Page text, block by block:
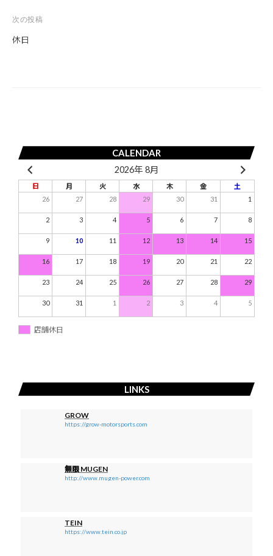
ナ
ビ
ン
次の投稿
休日
CALENDAR
2026年 8月
日 月 火 水 木 金
土
26
27 28 29 30 31 1
2 3 4 5 6 7 8
9 10 11 12 13 14 15
16 17 18 19 20 21 22
23 24 25 26 27 28 29
30 31 1 2 3 4 5
店舗休日
LINKS
GROW
https://grow-motorsports.com
無限 MUGEN
http://www.mugen-power.com
TEIN
https://www.tein.co.jp